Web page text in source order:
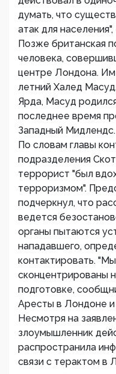
думать, что
атак для
Позже британская
человека,
центре Лондона. Им
летний Халед
Ярда, Масуд
последнее время
Западный Мидлендс.
По словам главы
подразделения
террорист "был
терроризмом".
подчеркнул, что
ведется
органы пытаются
нападавшего,
контактировать.
сконцентрированы
подготовке,
Аресты в Лондоне
Несмотря на
злоумышленник
распространила
связи с терактом в